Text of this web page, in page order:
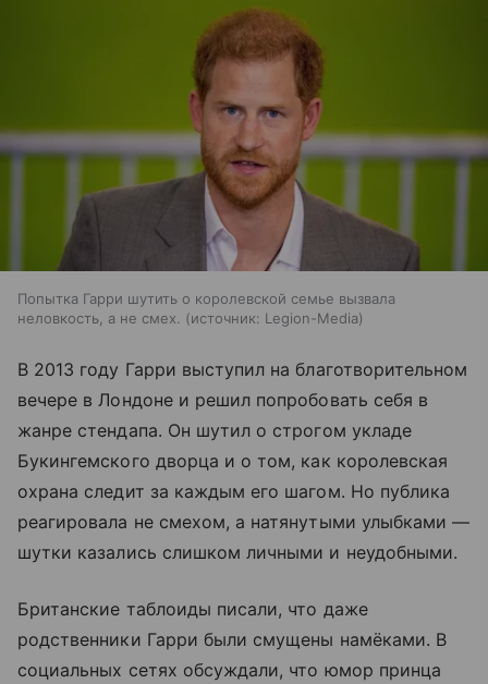
Попытка Гарри шутить о королевской семье вызвала
неловкость, а не смех.
источник: Legion-Media
В 2013 году Гарри выступил на благотворительном
вечере в Лондоне и решил попробовать себя в
жанре стендапа. Он шутил о строгом укладе
Букингемского дворца и о том, как королевская
охрана следит за каждым его шагом. Но публика
реагировала не смехом, а натянутыми улыбками —
шутки казались слишком личными и неудобными.
Британские таблоиды писали, что даже
родственники Гарри были смущены намёками. В
социальных сетях обсуждали, что юмор принца